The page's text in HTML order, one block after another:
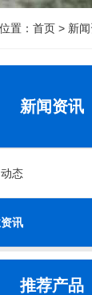
置： 首页 > 新
新闻资讯
态
讯
推荐产品